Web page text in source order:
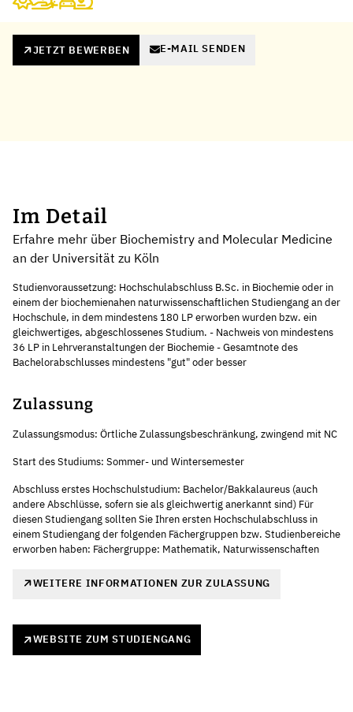
JETZT BEWERBEN E-MAIL SENDEN
Im Detail
Erfahre mehr über Biochemistry and Molecular Medicine
an der Universität zu Köln
Studienvoraussetzung: Hochschulabschluss B.Sc. in Biochemie oder in
einem der biochemienahen naturwissenschaftlichen Studiengang an der
Hochschule, in dem mindestens 180 LP erworben wurden bzw. ein
gleichwertiges, abgeschlossenes Studium. - Nachweis von mindestens
36 LP in Lehrveranstaltungen der Biochemie - Gesamtnote des
Bachelorabschlusses mindestens "gut" oder besser
Zulassung
Zulassungsmodus: Örtliche Zulassungsbeschränkung, zwingend mit NC
Start des Studiums: Sommer- und Wintersemester
Abschluss erstes Hochschulstudium: Bachelor/Bakkalaureus (auch
andere Abschlüsse, sofern sie als gleichwertig anerkannt sind) Für
diesen Studiengang sollten Sie Ihren ersten Hochschulabschluss in
einem Studiengang der folgenden Fächergruppen bzw. Studienbereiche
erworben haben: Fächergruppe: Mathematik, Naturwissenschaften
WEITERE INFORMATIONEN ZUR ZULASSUNG
WEBSITE ZUM STUDIENGANG